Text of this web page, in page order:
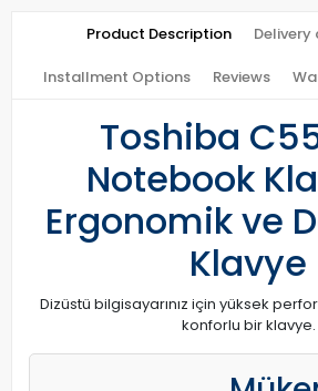
Product Description Delivery
Installment Options Reviews
Toshiba
Notebook
Ergonomik ve
Klavye
Dizüstü bilgisayarınız için yüksek
konforlu bir klavye.